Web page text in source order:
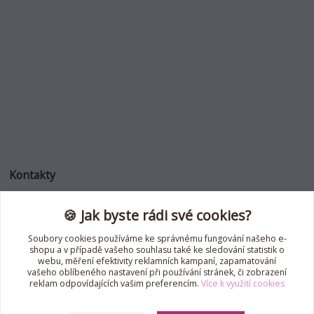
Kontakty
Jana Roselli
+420 739 353 708
(Po-Pá, 8-18 hod.)
jana.roselli@gmail.com
🍪 Jak byste rádi své cookies?
Soubory cookies používáme ke správnému fungování našeho e-
shopu a v případě vašeho souhlasu také ke sledování statistik o
webu, měření efektivity reklamních kampaní, zapamatování
vašeho oblíbeného nastavení při používání stránek, či zobrazení
reklam odpovídajících vašim preferencím. Více k využití cookies